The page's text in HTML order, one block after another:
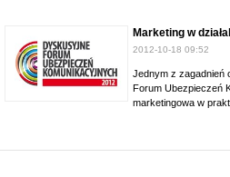
Marketing w
2012-10-18 09:52
Jednym z zagadnień
Forum Ubezpieczeń
marketingowa w